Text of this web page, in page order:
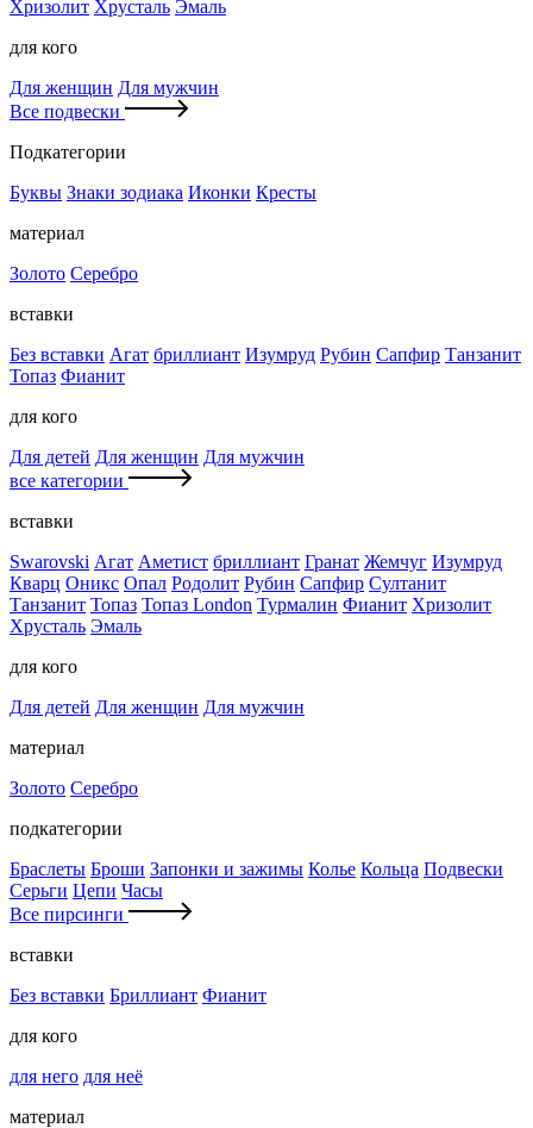
Хризолит Хрусталь Эмаль
для кого
Для женщин Для мужчин
Все подвески
Подкатегории
Буквы Знаки зодиака Иконки Кресты
материал
Золото Серебро
вставки
Без вставки Агат бриллиант Изумруд Рубин Сапфир Танзанит
Топаз Фианит
для кого
Для детей Для женщин Для мужчин
все категории
вставки
Swarovski Агат Аметист бриллиант Гранат Жемчуг Изумруд
Кварц Оникс Опал Родолит Рубин Сапфир Султанит
Танзанит Топаз Топаз London Турмалин Фианит Хризолит
Хрусталь Эмаль
для кого
Для детей Для женщин Для мужчин
материал
Золото Серебро
подкатегории
Браслеты Броши Запонки и зажимы Колье Кольца Подвески
Серьги Цепи Часы
Все пирсинги
вставки
Без вставки Бриллиант Фианит
для кого
для него для неё
материал